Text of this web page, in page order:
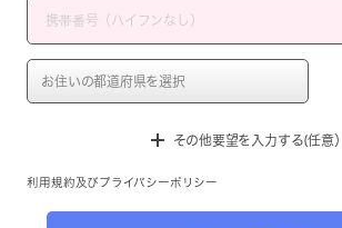
その他要望を入力する(任意）
利用規約 及び プライバシーポリシー